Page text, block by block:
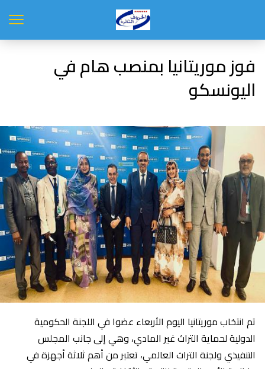
فوز موريتانيا بمنصب هام في
اليونسكو
تم انتخاب موريتانيا اليوم الأربعاء عضوا في اللجنة الحكومية
الدولية لحماية التراث غير المادي، وهي إلى جانب المجلس
التنفيذي ولجنة التراث العالمي، تعتبر من أهم ثلاثة أجهزة في